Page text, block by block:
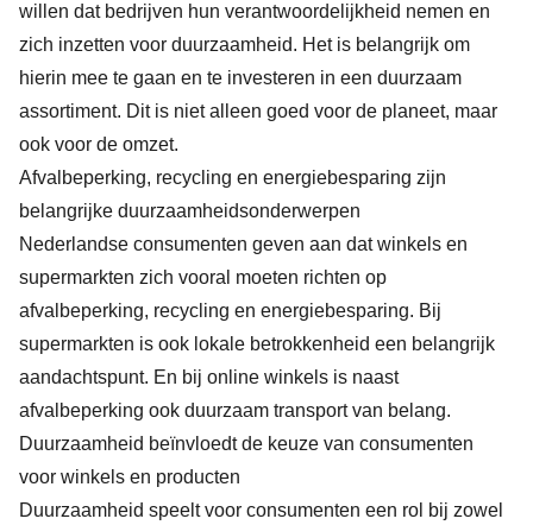
willen dat bedrijven hun verantwoordelijkheid nemen en
zich inzetten voor duurzaamheid. Het is belangrijk om
hierin mee te gaan en te investeren in een duurzaam
assortiment. Dit is niet alleen goed voor de planeet, maar
ook voor de omzet.
Afvalbeperking, recycling en energiebesparing zijn
belangrijke duurzaamheidsonderwerpen
Nederlandse consumenten geven aan dat winkels en
supermarkten zich vooral moeten richten op
afvalbeperking, recycling en energiebesparing. Bij
supermarkten is ook lokale betrokkenheid een belangrijk
aandachtspunt. En bij online winkels is naast
afvalbeperking ook duurzaam transport van belang.
Duurzaamheid beïnvloedt de keuze van consumenten
voor winkels en producten
Duurzaamheid speelt voor consumenten een rol bij zowel